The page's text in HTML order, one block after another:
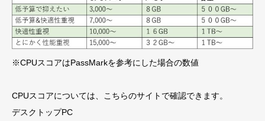
※CPUスコアはPassMarkを参考にした場合の数値
CPUスコアについては、こちらのサイトで確認できます。
デスクトップPC